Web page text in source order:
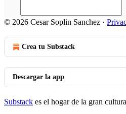
© 2026 Cesar Soplin Sanchez ·
Crea tu Substack
Descargar la app
Substack es el hogar de la gran cultura